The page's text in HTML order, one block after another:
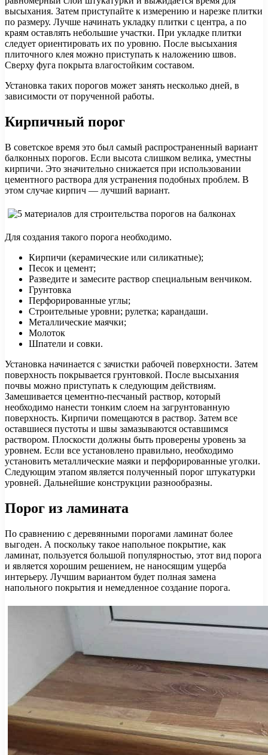
высыхания. Затем приступайте к измерению и нарезке плитки
по размеру. Лучше начинать укладку плитки с центра, а по
краям оставлять небольшие участки. При укладке плитки
следует ориентировать их по уровню. После высыхания
плиточного клея можно приступать к наложению швов.
Сверху фуга покрыта влагостойким составом.
Установка таких порогов может занять несколько дней, в
зависимости от порученной работы.
Кирпичный порог
В советское время это был самый распространенный вариант
балконных порогов. Если высота слишком велика, уместны
кирпичи. Это значительно снижается при использовании
цементного раствора для устранения подобных проблем. В
этом случае кирпич — лучший вариант.
Для создания такого порога необходимо.
Кирпичи (керамические или силикатные);
Песок и цемент;
Разведите и замесите раствор специальным венчиком.
Грунтовка
Перфорированные углы;
Строительные уровни; рулетка; карандаши.
Металлические маячки;
Молоток
Шпатели и совки.
Установка начинается с зачистки рабочей поверхности. Затем
поверхность покрывается грунтовкой. После высыхания
почвы можно приступать к следующим действиям.
Замешивается цементно-песчаный раствор, который
необходимо нанести тонким слоем на загрунтованную
поверхность. Кирпичи помещаются в раствор. Затем все
оставшиеся пустоты и швы замазываются оставшимся
раствором. Плоскости должны быть проверены уровень за
уровнем. Если все установлено правильно, необходимо
установить металлические маяки и перфорированные уголки.
Следующим этапом является полученный порог штукатурки
уровней. Дальнейшие конструкции разнообразны.
Порог из ламината
По сравнению с деревянными порогами ламинат более
выгоден. А поскольку такое напольное покрытие, как
ламинат, пользуется большой популярностью, этот вид порога
и является хорошим решением, не наносящим ущерба
интерьеру. Лучшим вариантом будет полная замена
напольного покрытия и немедленное создание порога.